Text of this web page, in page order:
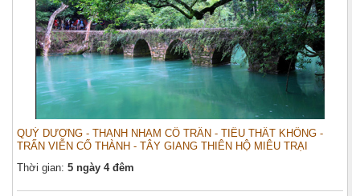
QUÝ DƯƠNG - THANH NHAM CỔ TRẤN - TIỂU THẤT KHỔNG -
TRẤN VIỄN CỔ THÀNH - TÂY GIANG THIÊN HỘ MIÊU TRẠI
Thời gian: 5 ngày 4 đêm